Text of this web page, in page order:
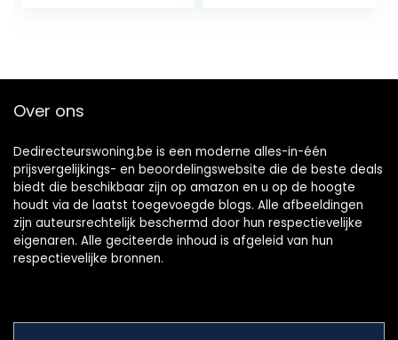
Over ons
Dedirecteurswoning.be is een moderne alles-in-één
prijsvergelijkings- en beoordelingswebsite die de beste deals
biedt die beschikbaar zijn op amazon en u op de hoogte
houdt via de laatst toegevoegde blogs. Alle afbeeldingen
zijn auteursrechtelijk beschermd door hun respectievelijke
eigenaren. Alle geciteerde inhoud is afgeleid van hun
respectievelijke bronnen.